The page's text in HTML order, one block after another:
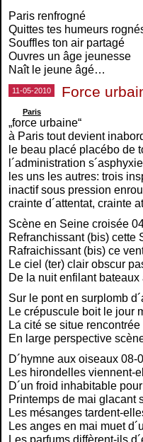
Paris renfrogné
Quittes tes humeurs
Souffles ton air partagé
Ouvres un âge jeunesse
Naît le jeune âgé…
11-05-2010 Force
Paris
„force urbaine“
à Paris tout devient
le beau placé placébo de
l´administration
les uns les autres: trois
inactif sous pression
crainte d´attentat, crainte
Scène en Seine croisée
Refranchissant (bis) cette
Rafraichissant (bis) ce
Le ciel (ter) clair obscur
De la nuit enfilant bateaux
Sur le pont en surplomb
Le crépuscule boit le jour
La cité se situe
En large perspective
D´hymne aux oiseaux 08-
Les hirondelles viennent-
D´un froid inhabitable
Printemps de mai glacant
Les mésanges tardent-
Les anges en mai muet
Les parfums diffèrent-ils